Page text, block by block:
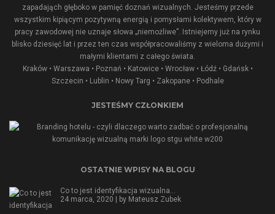
zapadająch głęboko w pamięć doznań wizualnych. Jesteśmy przede
wszystkim kipiącym pozytywną energią i pomysłami kolektywem, który w
pracy zawodowej nie uznaje słowa „niemożliwe”. Istniejemy już na rynku
blisko dziesięć lat i przez ten czas współpracowaliśmy z wieloma dużymi i
małymi klientami z całego świata.
Kraków • Warszawa • Poznań • Katowice • Wrocław • Łódź • Gdańsk •
Szczecin • Lublin • Nowy Targ • Zakopane• Podhale
JESTEŚMY CZŁONKIEM
OSTATNIE WPISY NA BLOGU
Co to jest identyfikacja wizualna…
24 marca, 2020 | by Mateusz Zubek